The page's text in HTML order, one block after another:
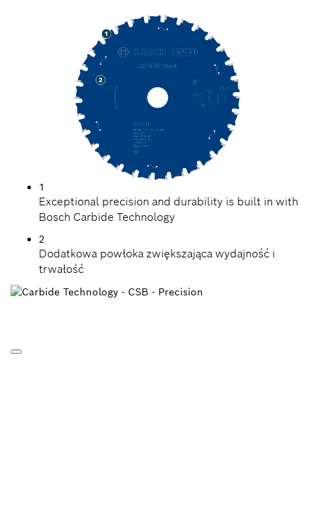
1
Exceptional precision and durability is built in with
Bosch Carbide Technology
2
Dodatkowa powłoka zwiększająca wydajność i
trwałość